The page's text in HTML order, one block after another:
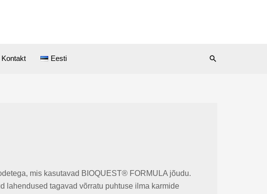
Kontakt Eesti Search
mis kasutavad BIOQUEST® FORMULA jõudu.
lahendused tagavad võrratu puhtuse ilma karmide